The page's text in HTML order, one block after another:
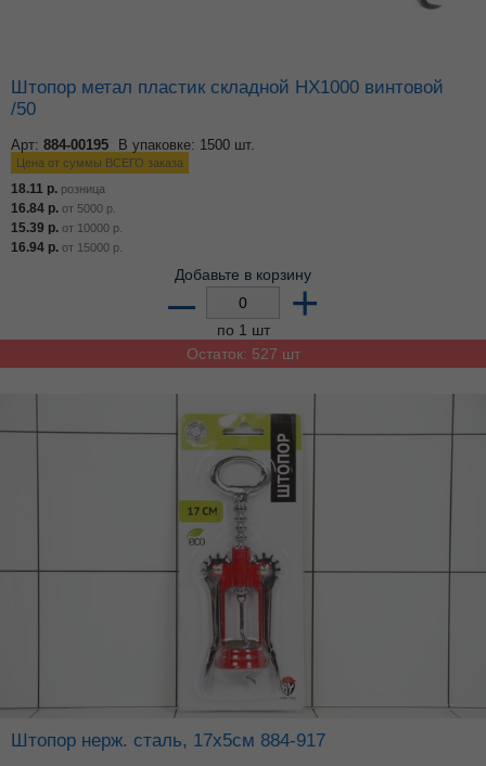
Штопор метал пластик складной HX1000 винтовой
/50
Арт: 884-00195 В упаковке: 1500 шт.
Цена от суммы ВСЕГО заказа
18.11 р. розница
16.84 р. от 5000 р.
15.39 р. от 10000 р.
16.94 р. от 15000 р.
Добавьте в корзину
– +
по 1 шт
Остаток: 527 шт
Штопор нерж. сталь, 17х5см 884-917